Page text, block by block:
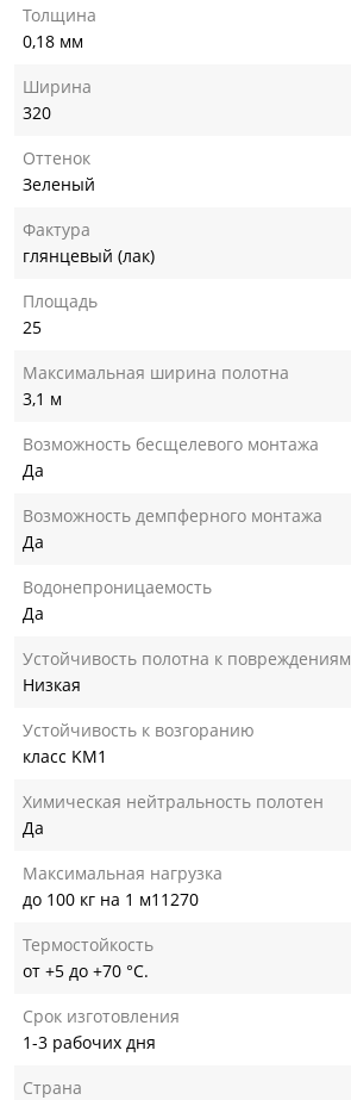
Толщина
0,18 мм
Ширина
320
Оттенок
Зеленый
Фактура
глянцевый (лак)
Площадь
25
Максимальная ширина полотна
3,1 м
Возможность бесщелевого монтажа
Да
Возможность демпферного монтажа
Да
Водонепроницаемость
Да
Устойчивость полотна к повреждениям
Низкая
Устойчивость к возгоранию
класс KM1
Химическая нейтральность полотен
Да
Максимальная нагрузка
до 100 кг на 1 м11270
Термостойкость
от +5 до +70 °С.
Срок изготовления
1-3 рабочих дня
Страна